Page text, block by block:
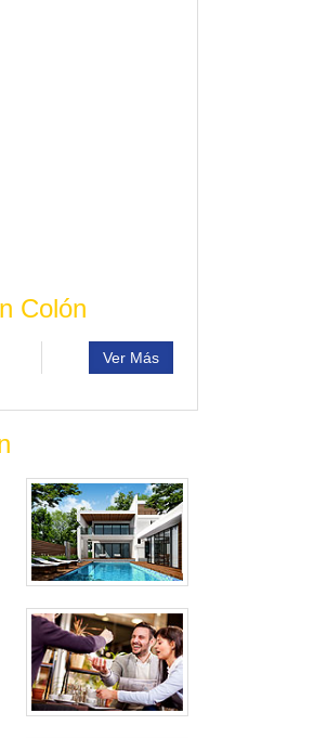
Colón
Ver Más